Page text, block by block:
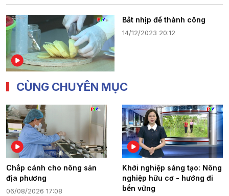
Bắt nhịp để thành công
14/12/2023 20:12
CÙNG CHUYÊN MỤC
Chắp cánh cho nông sản
địa phương
06/08/2026 17:08
Khởi nghiệp sáng tạo: Nông
nghiệp hữu cơ - hướng đi
bền vững